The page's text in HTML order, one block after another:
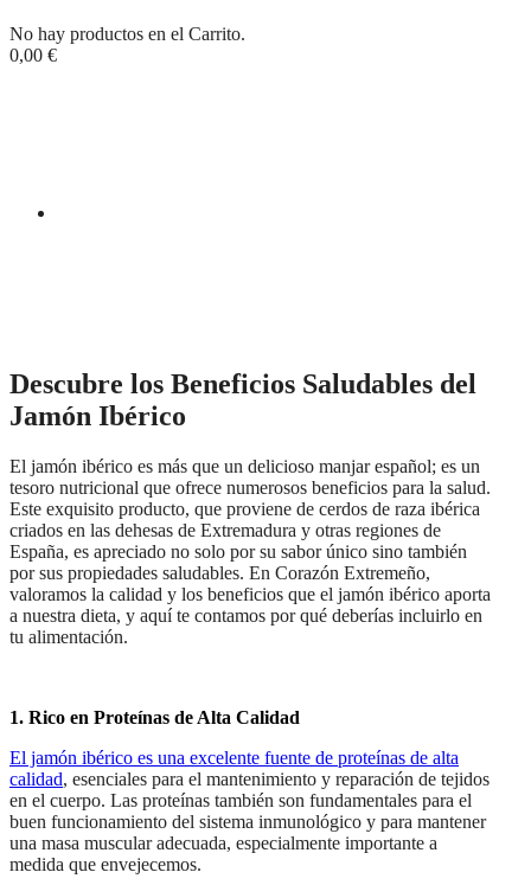
No hay productos en el Carrito.
0,00 €
Descubre los Beneficios Saludables del
Jamón Ibérico
El jamón ibérico es más que un delicioso manjar español; es un
tesoro nutricional que ofrece numerosos beneficios para la salud.
Este exquisito producto, que proviene de cerdos de raza ibérica
criados en las dehesas de Extremadura y otras regiones de
España, es apreciado no solo por su sabor único sino también
por sus propiedades saludables. En Corazón Extremeño,
valoramos la calidad y los beneficios que el jamón ibérico aporta
a nuestra dieta, y aquí te contamos por qué deberías incluirlo en
tu alimentación.
1. Rico en Proteínas de Alta Calidad
El jamón ibérico es una excelente fuente de proteínas de alta
calidad, esenciales para el mantenimiento y reparación de tejidos
en el cuerpo. Las proteínas también son fundamentales para el
buen funcionamiento del sistema inmunológico y para mantener
una masa muscular adecuada, especialmente importante a
medida que envejecemos.